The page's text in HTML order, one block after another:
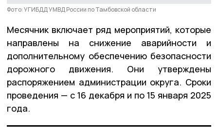
Фото: УГИБДД УМВД России по Тамбовской области
Месячник включает ряд мероприятий, которые
направлены на снижение аварийности и
дополнительному обеспечению безопасности
дорожного движения. Они утверждены
распоряжением администрации округа. Сроки
проведения — с 16 декабря и по 15 января 2025
года.